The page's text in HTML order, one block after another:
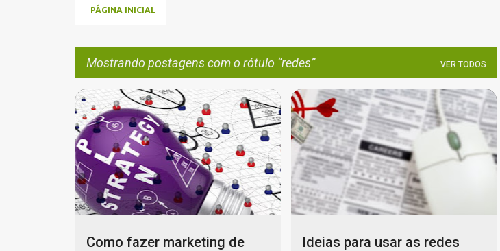
PÁGINA INICIAL
Mostrando postagens com o rótulo redes VER TODOS
P
o
s
t
a
Como fazer marketing de
BLOGUEIRO CONSULTOR + 11
Ideias para usar as redes
CONTEÚDO CRISE DIGITAL +